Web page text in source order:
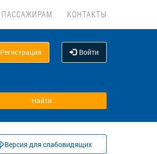
ПАССАЖИРАМ КОНТАКТЫ
Регистрация Войти
Версия для слабовидящих